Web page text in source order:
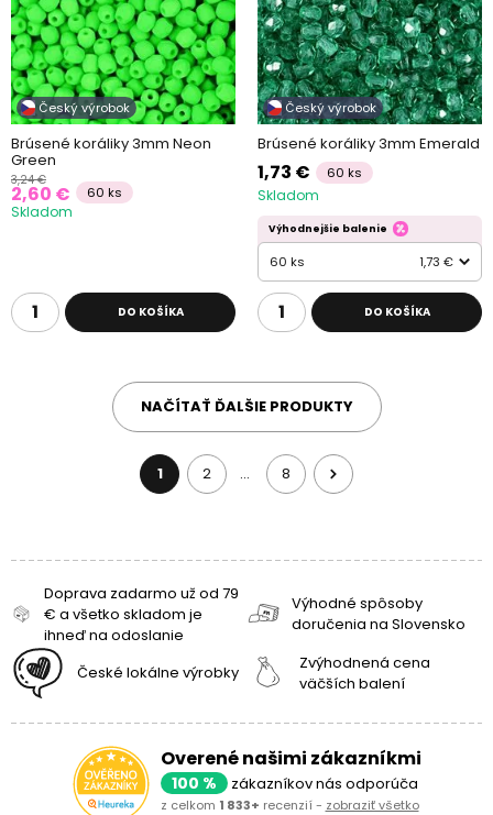
Český výrobok
Brúsené koráliky 3mm Neon
Green
3,24 €
2,60 € 60 ks
Skladom
DO KOŠÍKA
Český výrobok
Brúsené koráliky 3mm Emerald
1,73 € 60 ks
Skladom
Výhodnejšie balenie
60 ks 1,73 €
DO KOŠÍKA
NAČÍTAŤ ĎALŠIE PRODUKTY
1 2 … 8
Doprava zadarmo už od 79
€ a všetko skladom je
ihneď na odoslanie
Výhodné spôsoby
doručenia na Slovensko
České lokálne výrobky
Zvýhodnená cena
väčších balení
Overené našimi zákazníkmi
100 % zákazníkov nás odporúča
z celkom 1 833+ recenzií - zobraziť všetko